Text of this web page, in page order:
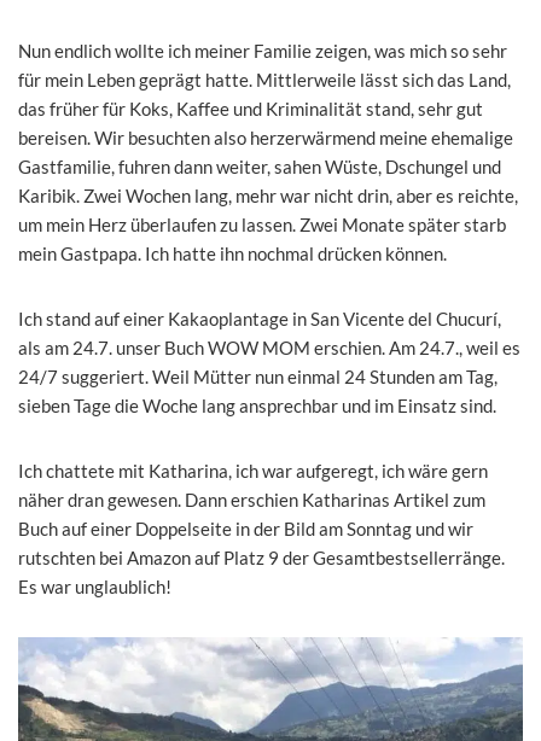
Nun endlich wollte ich meiner Familie zeigen, was mich so sehr
für mein Leben geprägt hatte. Mittlerweile lässt sich das Land,
das früher für Koks, Kaffee und Kriminalität stand, sehr gut
bereisen. Wir besuchten also herzerwärmend meine ehemalige
Gastfamilie, fuhren dann weiter, sahen Wüste, Dschungel und
Karibik. Zwei Wochen lang, mehr war nicht drin, aber es reichte,
um mein Herz überlaufen zu lassen. Zwei Monate später starb
mein Gastpapa. Ich hatte ihn nochmal drücken können.
Ich stand auf einer Kakaoplantage in San Vicente del Chucurí,
als am 24.7. unser Buch WOW MOM erschien. Am 24.7., weil es
24/7 suggeriert. Weil Mütter nun einmal 24 Stunden am Tag,
sieben Tage die Woche lang ansprechbar und im Einsatz sind.
Ich chattete mit Katharina, ich war aufgeregt, ich wäre gern
näher dran gewesen. Dann erschien Katharinas Artikel zum
Buch auf einer Doppelseite in der Bild am Sonntag und wir
rutschten bei Amazon auf Platz 9 der Gesamtbestsellerränge.
Es war unglaublich!